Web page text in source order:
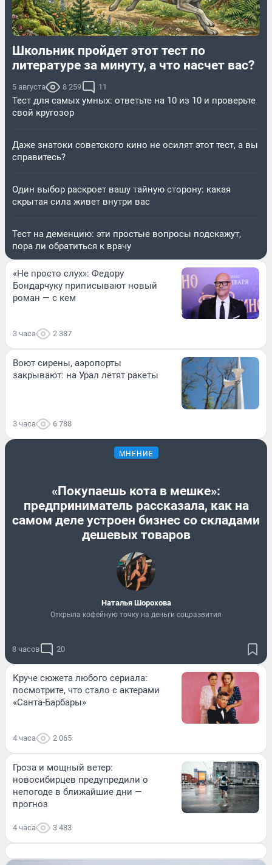
Школьник пройдет этот тест по
литературе за минуту, а что насчет вас?
5 августа 8 259 11
Тест для самых умных: ответьте на 10 из 10 и проверьте
свой кругозор
Даже знатоки советского кино не осилят этот тест, а вы
справитесь?
Один выбор раскроет вашу тайную сторону: какая
скрытая сила живет внутри вас
Тест на деменцию: эти простые вопросы подскажут,
пора ли обратиться к врачу
«Не просто слух»: Федору
Бондарчуку приписывают новый
роман — с кем
3 часа 2 387
Воют сирены, аэропорты
закрывают: на Урал летят ракеты
3 часа 6 788
МНЕНИЕ
«Покупаешь кота в мешке»:
предприниматель рассказала, как на
самом деле устроен бизнес со складами
дешевых товаров
Наталья Шорохова
Открыла кофейную точку на деньги соцразвития
8 часов 20
Круче сюжета любого сериала:
посмотрите, что стало с актерами
«Санта-Барбары»
4 часа 2 065
Гроза и мощный ветер:
новосибирцев предупредили о
непогоде в ближайшие дни —
прогноз
4 часа 3 483